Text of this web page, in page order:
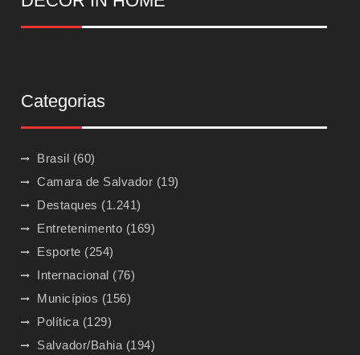
Categorias
Brasil (60)
Camara de Salvador (19)
Destaques (1.241)
Entretenimento (169)
Esporte (254)
Internacional (76)
Municípios (156)
Política (129)
Salvador/Bahia (194)